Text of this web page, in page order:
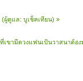
(ผู้ดูแล:บูเช็คเทียน) »
เขามีดวงแฟนเป้นวาสนาต้อ